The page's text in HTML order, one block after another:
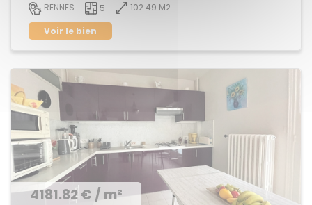
RENNES 5
102.49 M2
Voir le bien
4181.82 € / m²